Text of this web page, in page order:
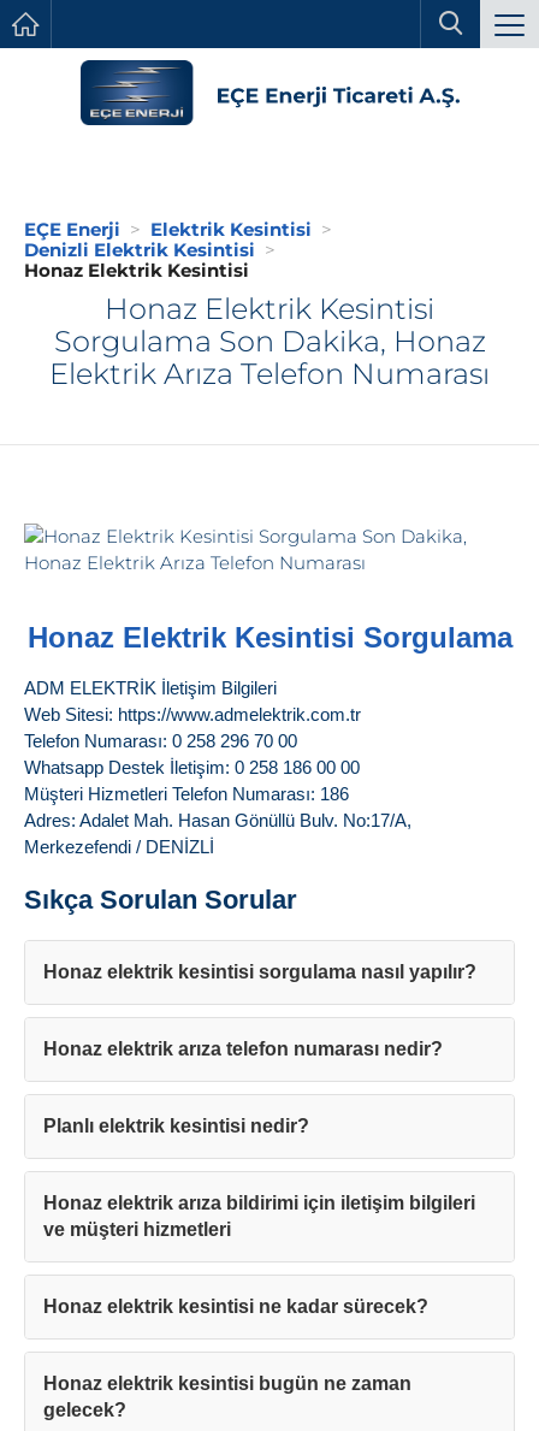
EÇE Enerji
Elektrik Kesintisi
Denizli Elektrik Kesintisi
Honaz Elektrik Kesintisi
Honaz Elektrik Kesintisi
Sorgulama Son Dakika, Honaz
Elektrik Arıza Telefon Numarası
Honaz Elektrik Kesintisi Sorgulama
ADM ELEKTRİK İletişim Bilgileri
Web Sitesi: https://www.admelektrik.com.tr
Telefon Numarası: 0 258 296 70 00
Whatsapp Destek İletişim: 0 258 186 00 00
Müşteri Hizmetleri Telefon Numarası: 186
Adres: Adalet Mah. Hasan Gönüllü Bulv. No:17/A,
Merkezefendi / DENİZLİ
Sıkça Sorulan Sorular
Honaz elektrik kesintisi sorgulama nasıl yapılır?
Honaz elektrik arıza telefon numarası nedir?
Planlı elektrik kesintisi nedir?
Honaz elektrik arıza bildirimi için iletişim bilgileri
ve müşteri hizmetleri
Honaz elektrik kesintisi ne kadar sürecek?
Honaz elektrik kesintisi bugün ne zaman
gelecek?